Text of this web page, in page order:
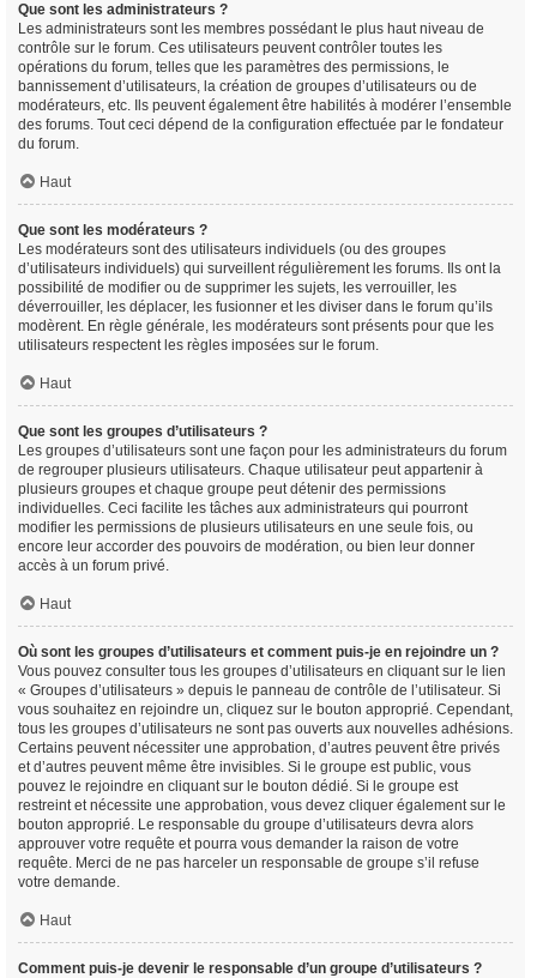
Que sont les administrateurs ?
Les administrateurs sont les membres possédant le plus haut niveau de
contrôle sur le forum. Ces utilisateurs peuvent contrôler toutes les
opérations du forum, telles que les paramètres des permissions, le
bannissement d’utilisateurs, la création de groupes d’utilisateurs ou de
modérateurs, etc. Ils peuvent également être habilités à modérer l’ensemble
des forums. Tout ceci dépend de la configuration effectuée par le fondateur
du forum.
Haut
Que sont les modérateurs ?
Les modérateurs sont des utilisateurs individuels (ou des groupes
d’utilisateurs individuels) qui surveillent régulièrement les forums. Ils ont la
possibilité de modifier ou de supprimer les sujets, les verrouiller, les
déverrouiller, les déplacer, les fusionner et les diviser dans le forum qu’ils
modèrent. En règle générale, les modérateurs sont présents pour que les
utilisateurs respectent les règles imposées sur le forum.
Haut
Que sont les groupes d’utilisateurs ?
Les groupes d’utilisateurs sont une façon pour les administrateurs du forum
de regrouper plusieurs utilisateurs. Chaque utilisateur peut appartenir à
plusieurs groupes et chaque groupe peut détenir des permissions
individuelles. Ceci facilite les tâches aux administrateurs qui pourront
modifier les permissions de plusieurs utilisateurs en une seule fois, ou
encore leur accorder des pouvoirs de modération, ou bien leur donner
accès à un forum privé.
Haut
Où sont les groupes d’utilisateurs et comment puis-je en rejoindre un ?
Vous pouvez consulter tous les groupes d’utilisateurs en cliquant sur le lien
« Groupes d’utilisateurs » depuis le panneau de contrôle de l’utilisateur. Si
vous souhaitez en rejoindre un, cliquez sur le bouton approprié. Cependant,
tous les groupes d’utilisateurs ne sont pas ouverts aux nouvelles adhésions.
Certains peuvent nécessiter une approbation, d’autres peuvent être privés
et d’autres peuvent même être invisibles. Si le groupe est public, vous
pouvez le rejoindre en cliquant sur le bouton dédié. Si le groupe est
restreint et nécessite une approbation, vous devez cliquer également sur le
bouton approprié. Le responsable du groupe d’utilisateurs devra alors
approuver votre requête et pourra vous demander la raison de votre
requête. Merci de ne pas harceler un responsable de groupe s’il refuse
votre demande.
Haut
Comment puis-je devenir le responsable d’un groupe d’utilisateurs ?